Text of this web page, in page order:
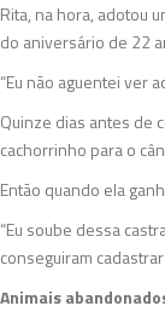
Rita, na hora, adotou
do aniversário de 22
“Eu não aguentei ver
Quinze dias antes de
cachorrinho para o
Então quando ela
“Eu soube dessa
conseguiram
Animais